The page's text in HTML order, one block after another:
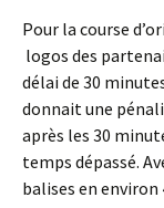
Pour la course
logos des
délai de 30
donnait une
après les 30
temps dépassé.
balises en environ